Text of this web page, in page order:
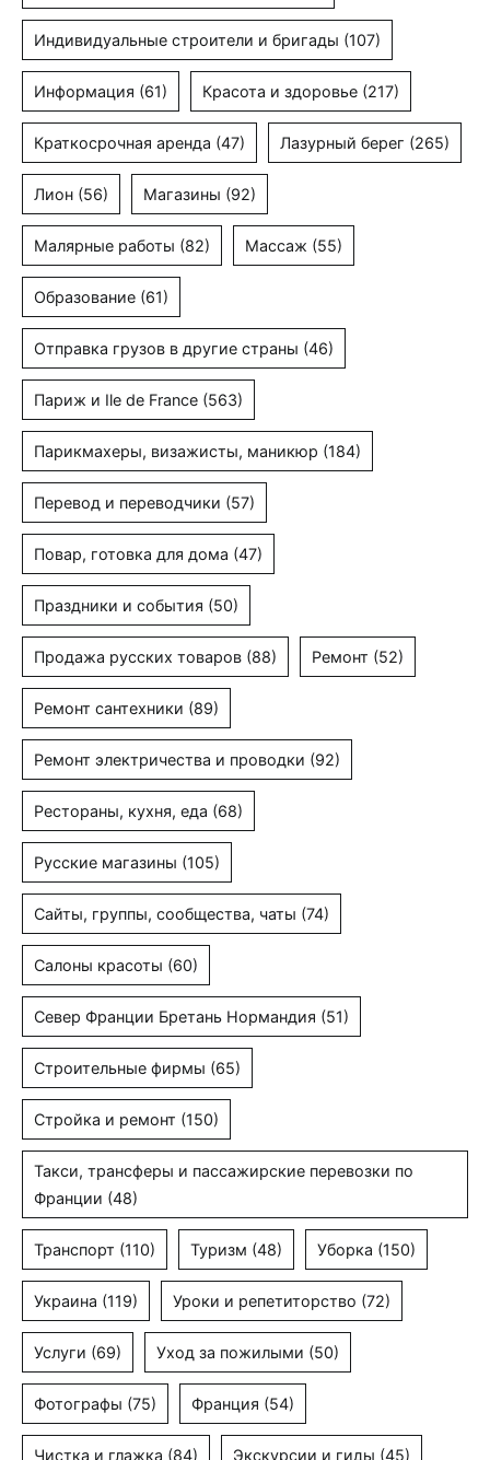
Индивидуальные строители и бригады (107)
Информация (61) Красота и здоровье (217)
Краткосрочная аренда (47) Лазурный берег (265)
Лион (56) Магазины (92)
Малярные работы (82) Массаж (55)
Образование (61)
Отправка грузов в другие страны (46)
Париж и Ile de France (563)
Парикмахеры, визажисты, маникюр (184)
Перевод и переводчики (57)
Повар, готовка для дома (47)
Праздники и события (50)
Продажа русских товаров (88) Ремонт (52)
Ремонт сантехники (89)
Ремонт электричества и проводки (92)
Рестораны, кухня, еда (68)
Русские магазины (105)
Сайты, группы, сообщества, чаты (74)
Салоны красоты (60)
Север Франции Бретань Нормандия (51)
Строительные фирмы (65)
Стройка и ремонт (150)
Такси, трансферы и пассажирские перевозки по
Франции (48)
Транспорт (110) Туризм (48) Уборка (150)
Украина (119) Уроки и репетиторство (72)
Услуги (69) Уход за пожилыми (50)
Фотографы (75) Франция (54)
Чистка и глажка (84) Экскурсии и гиды (45)